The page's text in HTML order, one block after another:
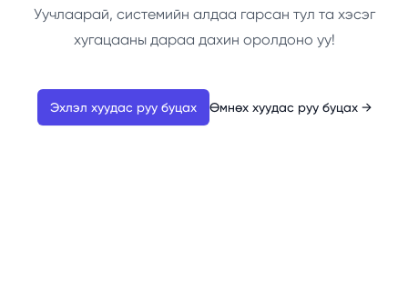
Уучлаарай, системийн алдаа гарсан тул та хэсэг
хугацааны дараа дахин оролдоно уу!
Эхлэл хуудас руу буцах Өмнөх хуудас руу буцах →